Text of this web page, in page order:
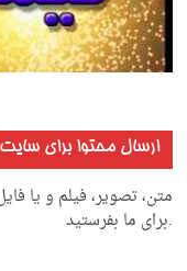
ارسال محتوا برای سایت
متن، تصویر، فیلم و یا
.برای ما بفرستید